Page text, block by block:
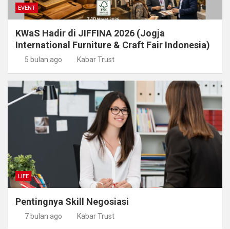
EVENT
KWaS Hadir di JIFFINA 2026 (Jogja
International Furniture & Craft Fair Indonesia)
5 bulan ago Kabar Trust
LIFE
Pentingnya Skill Negosiasi
7 bulan ago Kabar Trust